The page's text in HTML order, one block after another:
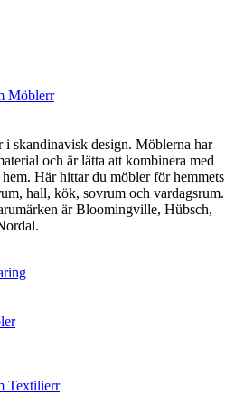
Möblerr
skandinavisk design. Möblerna har
och är lätta att kombinera med
Här hittar du möbler för hemmets
hall, kök, sovrum och vardagsrum.
är Bloomingville, Hübsch,
Textilierr